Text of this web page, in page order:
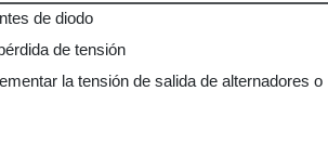
de diodo
de tensión
la tensión de salida de alternadores o